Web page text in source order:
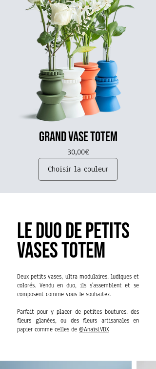
Grand Vase Totem
30,00€Prix
Choisir la couleur
LE DUO DE PETITS
VASES TOTEM
Deux petits vases, ultra modulaires, ludiques et
colorés. Vendu en duo, ils s'assemblent et se
composent comme vous le souhaitez.
Parfait pour y placer de petites boutures, des
fleurs glanées, ou des fleurs artisanales en
papier comme celles de @AnaïsLVDX